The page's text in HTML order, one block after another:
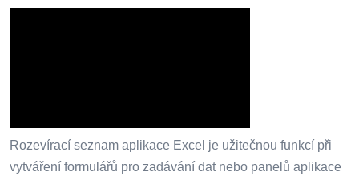
Rozevírací seznam aplikace Excel je užitečnou funkcí při
vytváření formulářů pro zadávání dat nebo panelů aplikace